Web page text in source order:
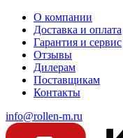
О компании
Доставка и оплата
Гарантия и сервис
Отзывы
Дилерам
Поставщикам
Контакты
info@rollen-m.ru